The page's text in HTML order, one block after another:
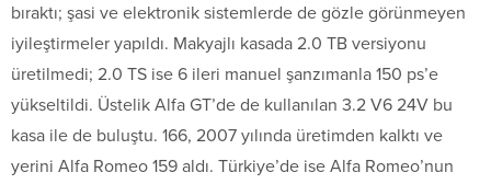
bıraktı; şasi ve elektronik sistemlerde de gözle görünmeyen
iyileştirmeler yapıldı. Makyajlı kasada 2.0 TB versiyonu
üretilmedi; 2.0 TS ise 6 ileri manuel şanzımanla 150 ps’e
yükseltildi. Üstelik Alfa GT’de de kullanılan 3.2 V6 24V bu
kasa ile de buluştu. 166, 2007 yılında üretimden kalktı ve
yerini Alfa Romeo 159 aldı. Türkiye’de ise Alfa Romeo’nun